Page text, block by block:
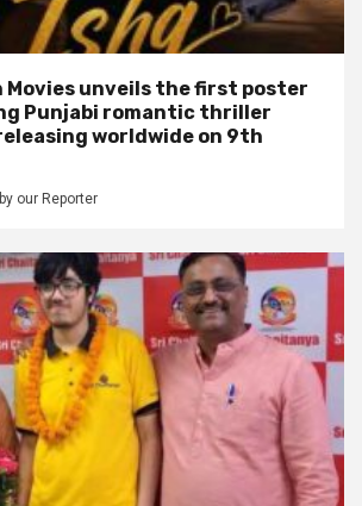
Movies unveils the first poster
Punjabi romantic thriller
worldwide on 9th
by our Reporter